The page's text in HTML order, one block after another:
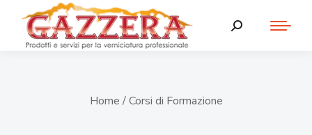
Home / Corsi di Formazione